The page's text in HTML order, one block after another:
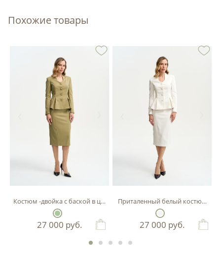
Похожие товары
Костюм -двойка с баской в цвете фисташка
27 000 руб.
Приталенный белый костюм-
27 000 руб.